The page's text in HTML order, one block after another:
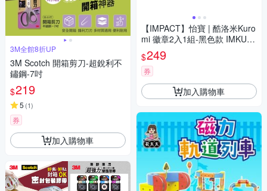
3M全館8折UP
3M Scotch 開箱剪刀-超銳利不
鏽鋼-7吋
$219
5 (1)
券
加入購物車
【IMPACT】怡寶 | 酷洛米Kuro
mi 徽章2入1組-黑色款 IMKUL0
5BK
$249
券
加入購物車